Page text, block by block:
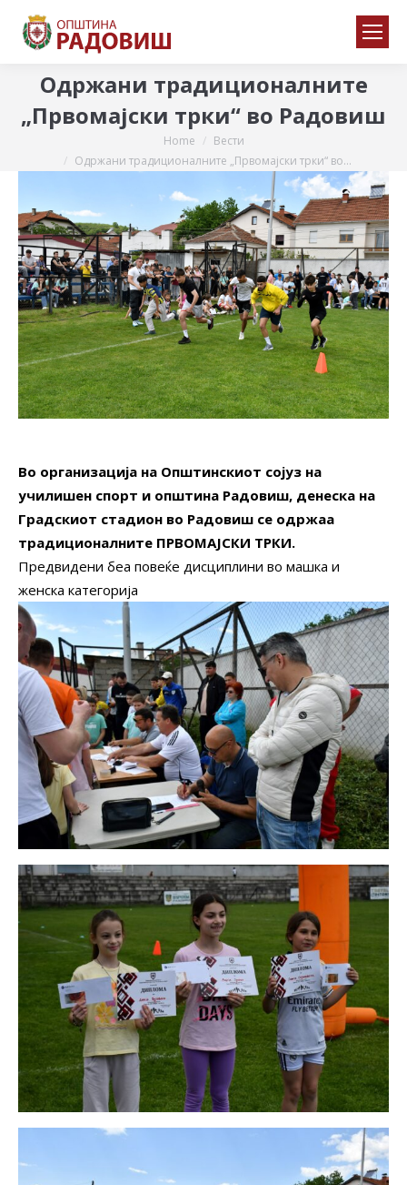
Одржани традиционалните
„Првомајски трки“ во Радовиш
Home
Вести
Одржани традиционалните „Првомајски трки“ во…
Во организација на Општинскиот сојуз на
училишен спорт и општина Радовиш, денеска на
Градскиот стадион во Радовиш се одржаа
традиционалните ПРВОМАЈСКИ ТРКИ.
Предвидени беа повеќе дисциплини во машка и
женска категорија